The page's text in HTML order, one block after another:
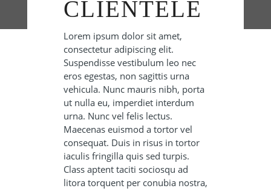
CLIENTELE
Lorem ipsum dolor sit amet,
consectetur adipiscing elit.
Suspendisse vestibulum leo nec
eros egestas, non sagittis urna
vehicula. Nunc mauris nibh, porta
ut nulla eu, imperdiet interdum
urna. Nunc vel felis lectus.
Maecenas euismod a tortor vel
consequat. Duis in risus in tortor
iaculis fringilla quis sed turpis.
Class aptent taciti sociosqu ad
litora torquent per conubia nostra,